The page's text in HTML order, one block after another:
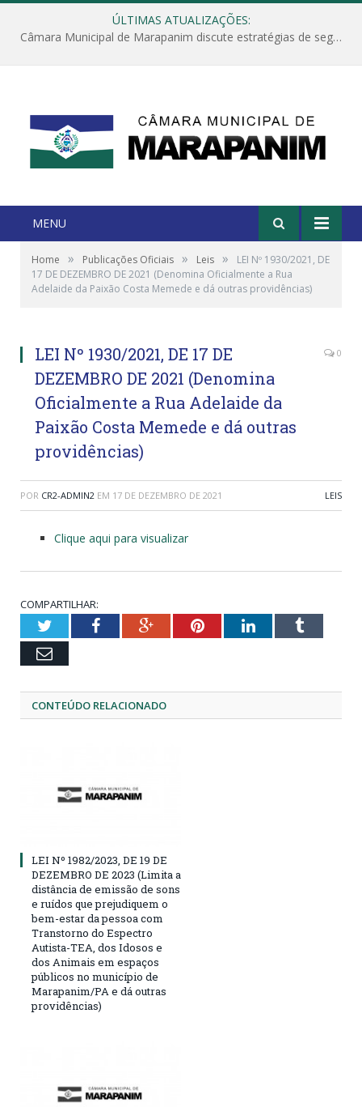
ÚLTIMAS ATUALIZAÇÕES:
Câmara Municipal de Marapanim discute estratégias de segurança com autoridades e poder executivo
MENU
Home » Publicações Oficiais » Leis »
LEI Nº 1930/2021, DE
17 DE DEZEMBRO DE 2021 (Denomina Oficialmente a Rua
Adelaide da Paixão Costa Memede e dá outras providências)
LEI Nº 1930/2021, DE 17 DE
DEZEMBRO DE 2021 (Denomina
Oficialmente a Rua Adelaide da
Paixão Costa Memede e dá outras
providências)
0
POR CR2-ADMIN2 EM 17 DE DEZEMBRO DE 2021 LEIS
Clique aqui para visualizar
COMPARTILHAR:
TwitterFacebookGoogle+PinterestLinkedInTumblr
Email
CONTEÚDO RELACIONADO
LEI Nº 1982/2023, DE 19 DE
DEZEMBRO DE 2023 (Limita a
distância de emissão de sons
e ruídos que prejudiquem o
bem-estar da pessoa com
Transtorno do Espectro
Autista-TEA, dos Idosos e
dos Animais em espaços
públicos no município de
Marapanim/PA e dá outras
providências)